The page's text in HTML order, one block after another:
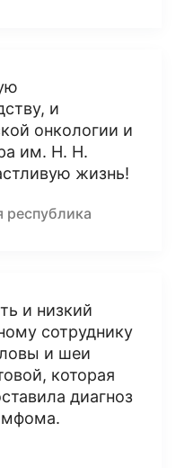
и
онкологии и
им. Н. Н.
жизнь!
республика
и низкий
сотруднику
и шеи
которая
диагноз